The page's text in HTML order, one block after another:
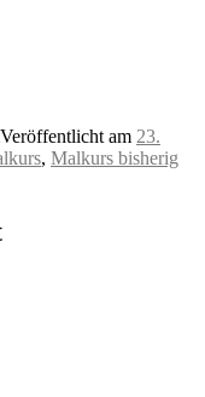
Veröffentlicht am 23.
, Malkurs bisherig